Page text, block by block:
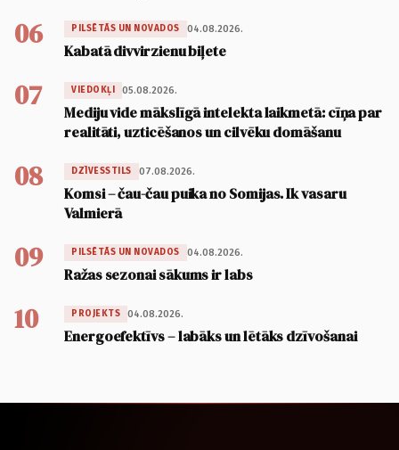
06 PILSĒTĀS UN NOVADOS 04.08.2026.
Kabatā divvirzienu biļete
07 VIEDOKĻI 05.08.2026.
Mediju vide mākslīgā intelekta laikmetā: cīņa par
realitāti, uzticēšanos un cilvēku domāšanu
08 DZĪVESSTILS 07.08.2026.
Komsi – čau-čau puika no Somijas. Ik vasaru
Valmierā
09 PILSĒTĀS UN NOVADOS 04.08.2026.
Ražas sezonai sākums ir labs
10 PROJEKTS 04.08.2026.
Energoefektīvs – labāks un lētāks dzīvošanai